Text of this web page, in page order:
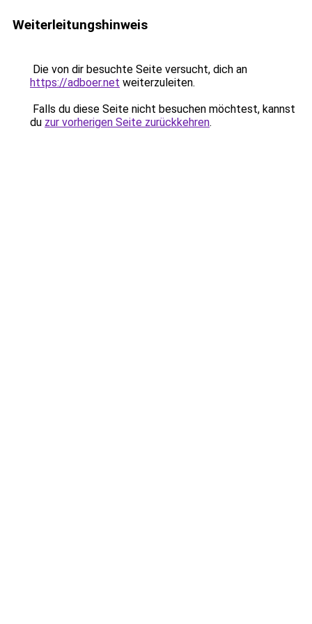
Weiterleitungshinweis
Die von dir besuchte Seite versucht, dich an
https://adboer.net weiterzuleiten.
Falls du diese Seite nicht besuchen möchtest, kannst
du zur vorherigen Seite zurückkehren.